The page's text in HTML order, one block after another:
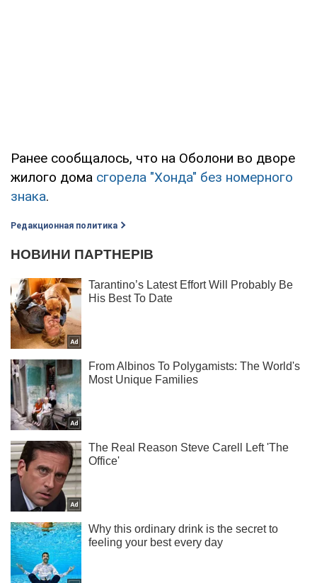
Ранее сообщалось, что на Оболони во дворе
жилого дома сгорела "Хонда" без номерного
знака.
Редакционная политика